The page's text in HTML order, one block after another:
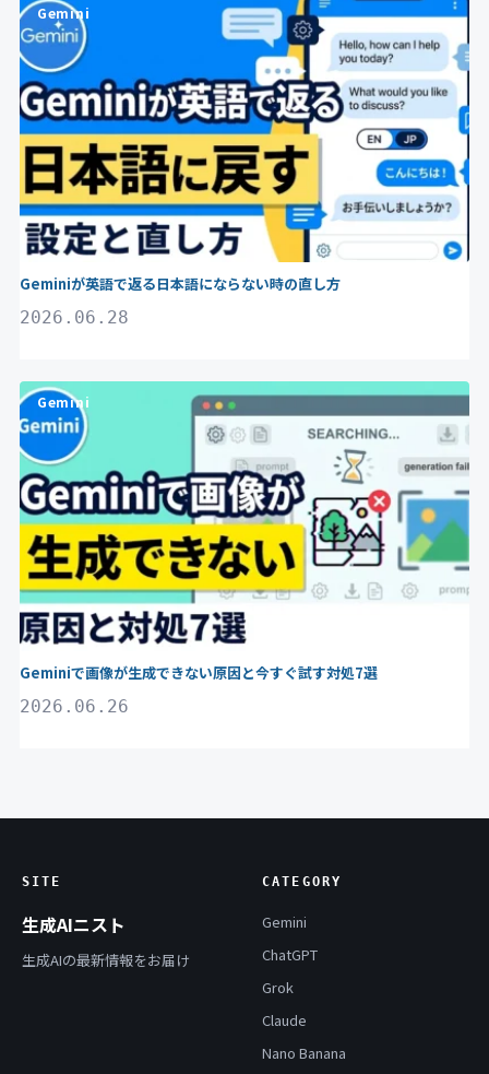
Gemini
Geminiが英語で返る日本語にならない時の直し方
2026.06.28
Gemini
Geminiで画像が生成できない原因と今すぐ試す対処7選
2026.06.26
SITE
生成AIニスト
生成AIの最新情報をお届け
CATEGORY
Gemini
ChatGPT
Grok
Claude
Nano Banana